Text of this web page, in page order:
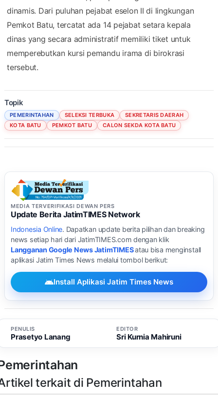
dinamis. Dari puluhan pejabat eselon II di lingkungan
Pemkot Batu, tercatat ada 14 pejabat setara kepala
dinas yang secara administratif memiliki tiket untuk
memperebutkan kursi pemandu irama di birokrasi
tersebut.
Topik
PEMERINTAHAN SELEKSI TERBUKA
SEKRETARIS DAERAH
KOTA BATU
PEMKOT BATU CALON SEKDA KOTA BATU
MEDIA TERVERIFIKASI DEWAN PERS
Update Berita JatimTIMES Network
Indonesia Online. Dapatkan update berita pilihan dan breaking
news setiap hari dari JatimTIMES.com dengan klik
Langganan Google News JatimTIMESatau bisa menginstall
aplikasi Jatim Times News melalui tombol berikut:
Install Aplikasi Jatim Times News
PENULIS
Prasetyo Lanang
EDITOR
Sri Kurnia Mahiruni
terkait di Pemerintahan